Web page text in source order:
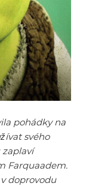
pohádky na
svého
Farquaadem.
doprovodu